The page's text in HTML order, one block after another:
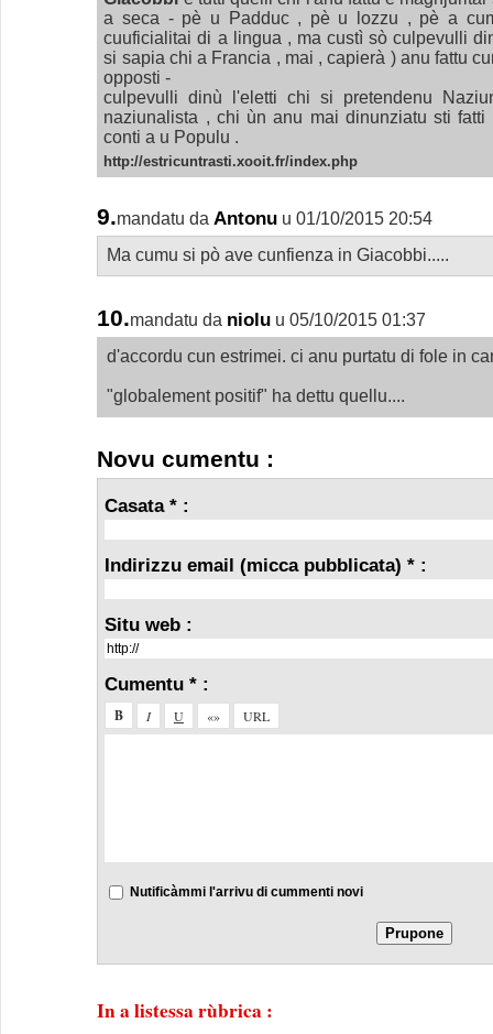
a seca - pè u Padduc , pè u lozzu , pè a
cuuficialitai di a lingua , ma custì sò culpevulli
si sapia chi a Francia , mai , capierà ) anu fattu
opposti -
culpevulli dinù l'eletti chi si pretendenu
naziunalista , chi ùn anu mai dinunziatu sti
conti a u Populu .
http://estricuntrasti.xooit.fr/index.php
9.mandatu da Antonu u 01/10/2015 20:54
Ma cumu si pò ave cunfienza in Giacobbi.....
10.mandatu da niolu u 05/10/2015 01:37
d'accordu cun estrimei. ci anu purtatu di fole in
"globalement positif" ha dettu quellu....
Novu cumentu :
Casata * :
Indirizzu email (micca pubblicata) * :
Situ web :
Cumentu * :
Nutificàmmi l'arrivu di cummenti novi
In a listessa rùbrica :